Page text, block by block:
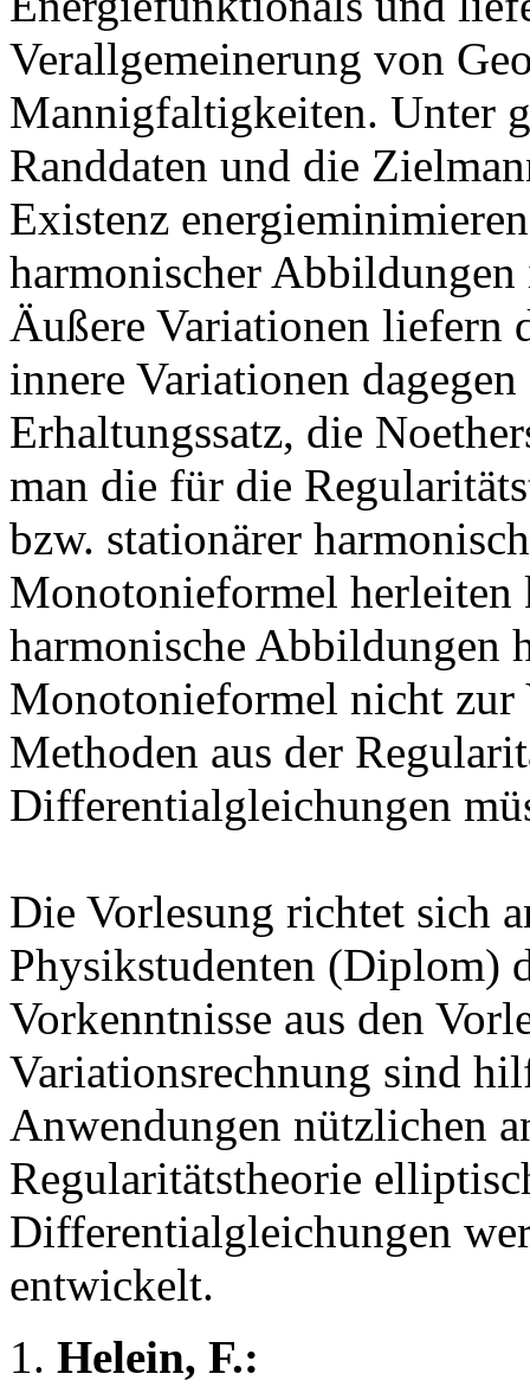
Verallgemeinerung von
Mannigfaltigkeiten. Unter
Randdaten und die
Existenz
harmonischer
Äußere Variationen liefern
innere Variationen
Erhaltungssatz, die
man die für die
bzw. stationärer
Monotonieformel herleiten
harmonische Abbildungen
Monotonieformel nicht zur
Methoden aus der
Differentialgleichungen
Die Vorlesung richtet sich
Physikstudenten (Diplom)
Vorkenntnisse aus den
Variationsrechnung sind
Anwendungen nützlichen
Regularitätstheorie
Differentialgleichungen
entwickelt.
Helein, F.: